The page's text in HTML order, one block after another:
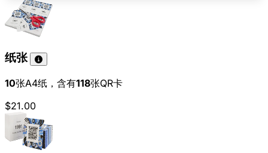
纸张
10张A4纸，含有118张QR卡
$21.00